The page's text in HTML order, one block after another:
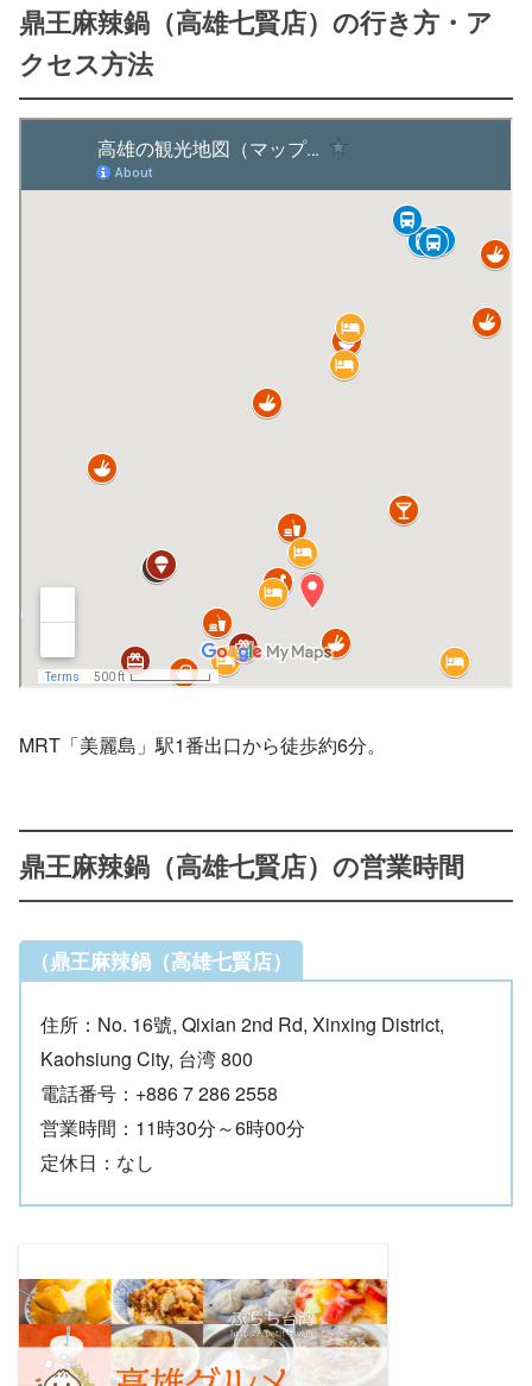
鼎王麻辣鍋（高雄七賢店）の行き方・ア
クセス方法
MRT「美麗島」駅1番出口から徒歩約6分。
鼎王麻辣鍋（高雄七賢店）の営業時間
（鼎王麻辣鍋（高雄七賢店）
住所：No. 16號, Qixian 2nd Rd, Xinxing District,
Kaohsiung City, 台湾 800
電話番号：+886 7 286 2558
営業時間：11時30分～6時00分
定休日：なし